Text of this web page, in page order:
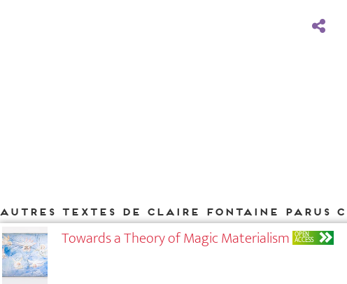
Autres textes de Claire Fontaine parus
Towards a Theory of Magic Materialism OPEN
ACCESS